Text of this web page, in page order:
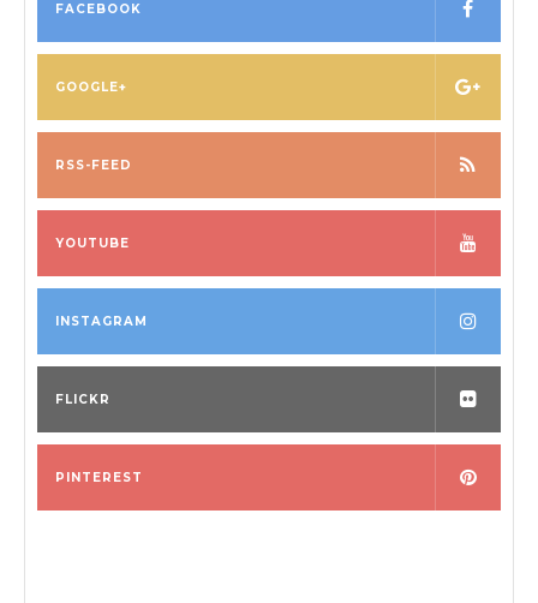
FACEBOOK
GOOGLE+
RSS-FEED
YOUTUBE
INSTAGRAM
FLICKR
PINTEREST